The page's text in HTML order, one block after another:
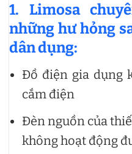
1. Limosa
những hư hỏng
dân dụng:
Đồ điện gia dụng
cắm điện
Đèn nguồn của
không hoạt động